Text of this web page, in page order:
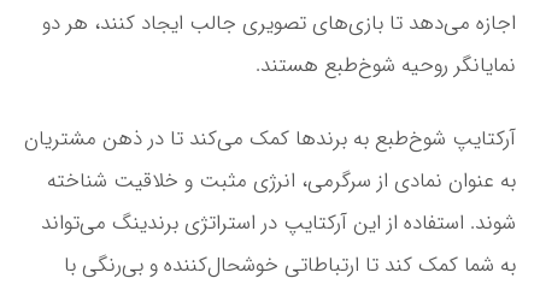
اجازه می‌دهد تا بازی‌های تصویری جالب ایجاد کنند، هر دو
نمایانگر روحیه شوخ‌طبع هستند.
آرکتایپ شوخ‌طبع به برندها کمک می‌کند تا در ذهن مشتریان
به عنوان نمادی از سرگرمی، انرژی مثبت و خلاقیت شناخته
شوند. استفاده از این آرکتایپ در استراتژی برندینگ می‌تواند
به شما کمک کند تا ارتباطاتی خوشحال‌کننده و بی‌رنگی با